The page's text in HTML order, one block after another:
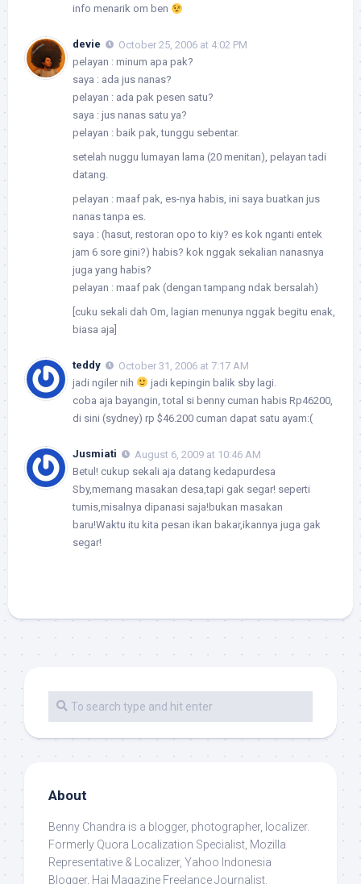
info menarik om ben
devie
October 25, 2006 at 4:02 PM
pelayan : minum apa pak?
saya : ada jus nanas?
pelayan : ada pak pesen satu?
saya : jus nanas satu ya?
pelayan : baik pak, tunggu sebentar.
setelah nuggu lumayan lama (20 menitan), pelayan tadi
datang.
pelayan : maaf pak, es-nya habis, ini saya buatkan jus
nanas tanpa es.
saya : (hasut, restoran opo to kiy? es kok nganti entek
jam 6 sore gini?) habis? kok nggak sekalian nanasnya
juga yang habis?
pelayan : maaf pak (dengan tampang ndak bersalah)
[cuku sekali dah Om, lagian menunya nggak begitu enak,
biasa aja]
teddy
October 31, 2006 at 7:17 AM
jadi ngiler nih
jadi kepingin balik sby lagi.
coba aja bayangin, total si benny cuman habis Rp46200,
di sini (sydney) rp $46.200 cuman dapat satu ayam:(
Jusmiati
August 6, 2009 at 10:46 AM
Betul! cukup sekali aja datang kedapurdesa
Sby,memang masakan desa,tapi gak segar! seperti
tumis,misalnya dipanasi saja!bukan masakan
baru!Waktu itu kita pesan ikan bakar,ikannya juga gak
segar!
About
Benny Chandra is a blogger, photographer, localizer.
Formerly Quora Localization Specialist, Mozilla
Representative & Localizer, Yahoo Indonesia
Blogger, Hai Magazine Freelance Journalist.